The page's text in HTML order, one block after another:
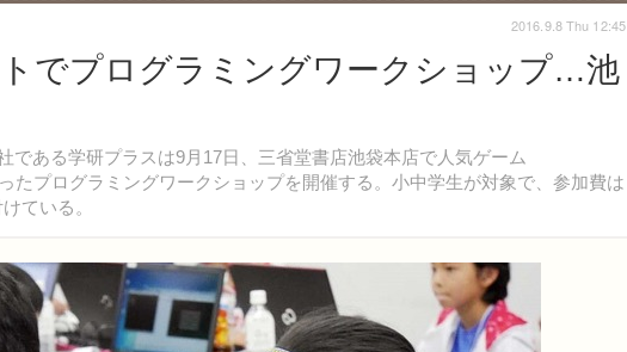
でプログラミングワークショップ…池
ある学研プラスは9月17日、三省堂書店池袋本店で人気ゲーム
たプログラミングワークショップを開催する。小中学生が対象で、参加費は
ている。
2016.9.8 Thu 12:45